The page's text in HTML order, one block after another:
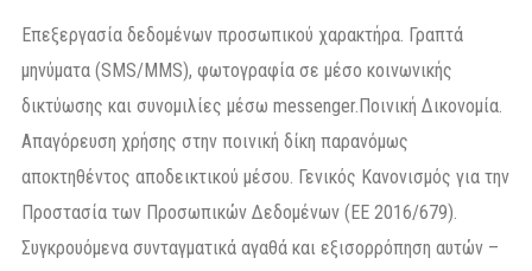
Επεξεργασία δεδομένων προσωπικού χαρακτήρα. Γραπτά
μηνύματα (SMS/MMS), φωτογραφία σε μέσο κοινωνικής
δικτύωσης και συνομιλίες μέσω messenger.Ποινική Δικονομία.
Απαγόρευση χρήσης στην ποινική δίκη παρανόμως
αποκτηθέντος αποδεικτικού μέσου. Γενικός Κανονισμός για την
Προστασία των Προσωπικών Δεδομένων (ΕΕ 2016/679).
Συγκρουόμενα συνταγματικά αγαθά και εξισορρόπηση αυτών –